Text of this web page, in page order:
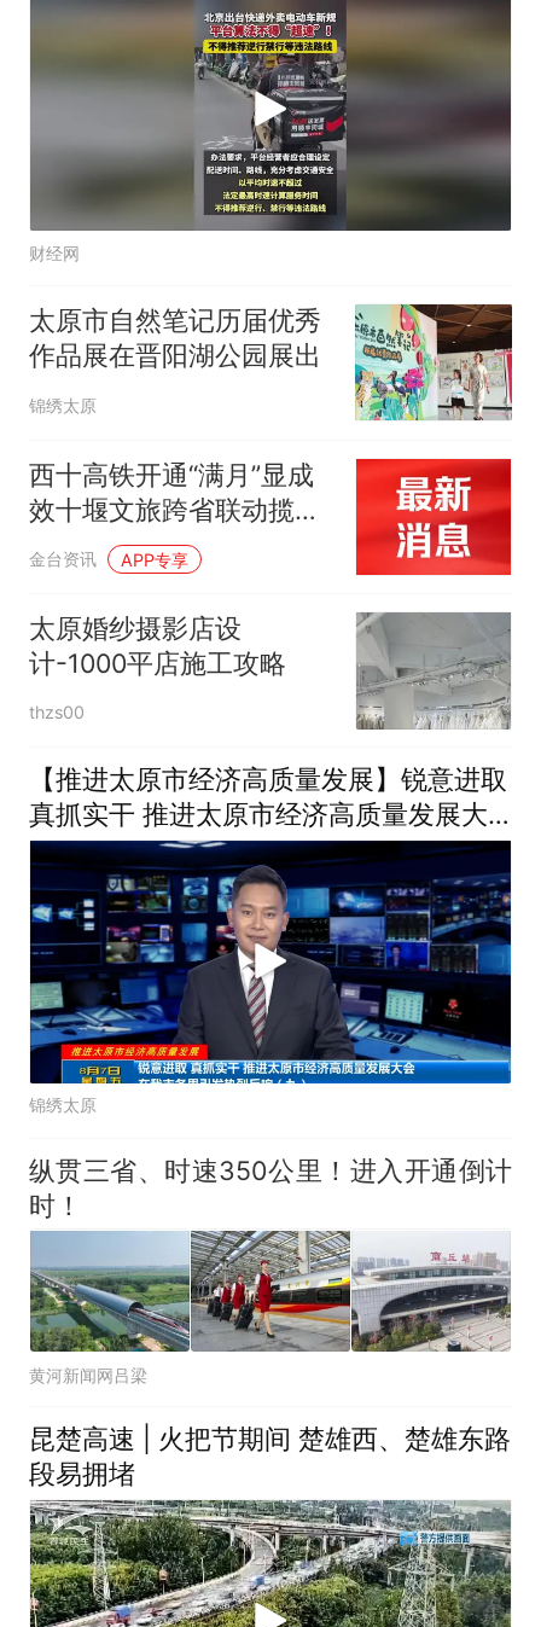
财经网
太原市自然笔记历届优秀
作品展在晋阳湖公园展出
锦绣太原
西十高铁开通“满月”显成
效十堰文旅跨省联动揽客
超1．9万人
金台资讯 APP专享
太原婚纱摄影店设
计-1000平店施工攻略
thzs00
【推进太原市经济高质量发展】锐意进取
真抓实干 推进太原市经济高质量发展大
会在我市各界引发热烈反响（九）
锦绣太原
纵贯三省、时速350公里！进入开通倒计
时！
黄河新闻网吕梁
昆楚高速 | 火把节期间 楚雄西、楚雄东路
段易拥堵